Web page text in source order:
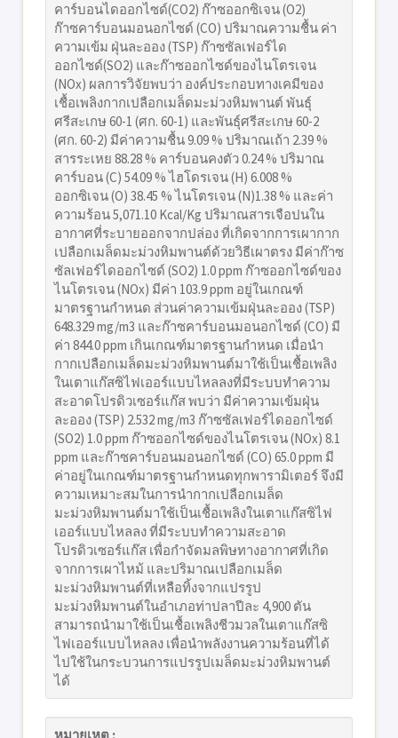
คาร์บอนไดออกไซด์(CO2) ก๊าซออกซิเจน (O2)
ก๊าซคาร์บอนมอนอกไซด์ (CO) ปริมาณความชื้น ค่า
ความเข้ม ฝุ่นละออง (TSP) ก๊าซซัลเฟอร์ได
ออกไซด์(SO2) และก๊าซออกไซด์ของไนโตรเจน
(NOx) ผลการวิจัยพบว่า องค์ประกอบทางเคมีของ
เชื้อเพลิงกากเปลือกเมล็ดมะม่วงหิมพานต์ พันธุ์
ศรีสะเกษ 60-1 (ศก. 60-1) และพันธุ์ศรีสะเกษ 60-2
(ศก. 60-2) มีค่าความชื้น 9.09 % ปริมาณเถ้า 2.39 %
สารระเหย 88.28 % คาร์บอนคงตัว 0.24 % ปริมาณ
คาร์บอน (C) 54.09 % ไฮโดรเจน (H) 6.008 %
ออกซิเจน (O) 38.45 % ไนโตรเจน (N)1.38 % และค่า
ความร้อน 5,071.10 Kcal/Kg ปริมาณสารเจือปนใน
อากาศที่ระบายออกจากปล่อง ที่เกิดจากการเผากาก
เปลือกเมล็ดมะม่วงหิมพานต์ด้วยวิธีเผาตรง มีค่าก๊าซ
ซัลเฟอร์ไดออกไซด์ (SO2) 1.0 ppm ก๊าซออกไซด์ของ
ไนโตรเจน (NOx) มีค่า 103.9 ppm อยู่ในเกณฑ์
มาตรฐานกำหนด ส่วนค่าความเข้มฝุ่นละออง (TSP)
648.329 mg/m3 และก๊าซคาร์บอนมอนอกไซด์ (CO) มี
ค่า 844.0 ppm เกินเกณฑ์มาตรฐานกำหนด เมื่อนำ
กากเปลือกเมล็ดมะม่วงหิมพานต์มาใช้เป็นเชื้อเพลิง
ในเตาแก๊สซิไฟเออร์แบบไหลลงที่มีระบบทำความ
สะอาดโปรดิวเซอร์แก๊ส พบว่า มีค่าความเข้มฝุ่น
ละออง (TSP) 2.532 mg/m3 ก๊าซซัลเฟอร์ไดออกไซด์
(SO2) 1.0 ppm ก๊าซออกไซด์ของไนโตรเจน (NOx) 8.1
ppm และก๊าซคาร์บอนมอนอกไซด์ (CO) 65.0 ppm มี
ค่าอยู่ในเกณฑ์มาตรฐานกำหนดทุกพารามิเตอร์ จึงมี
ความเหมาะสมในการนำกากเปลือกเมล็ด
มะม่วงหิมพานต์มาใช้เป็นเชื้อเพลิงในเตาแก๊สซิไฟ
เออร์แบบไหลลง ที่มีระบบทำความสะอาด
โปรดิวเซอร์แก๊ส เพื่อกำจัดมลพิษทางอากาศที่เกิด
จากการเผาไหม้ และปริมาณเปลือกเมล็ด
มะม่วงหิมพานต์ที่เหลือทิ้งจากแปรรูป
มะม่วงหิมพานต์ในอำเภอท่าปลาปีละ 4,900 ตัน
สามารถนำมาใช้เป็นเชื้อเพลิงชีวมวลในเตาแก๊สซิ
ไฟเออร์แบบไหลลง เพื่อนำพลังงานความร้อนที่ได้
ไปใช้ในกระบวนการแปรรูปเมล็ดมะม่วงหิมพานต์
ได้